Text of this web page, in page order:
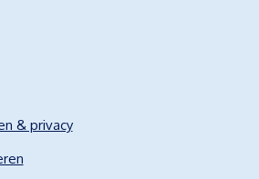
& privacy